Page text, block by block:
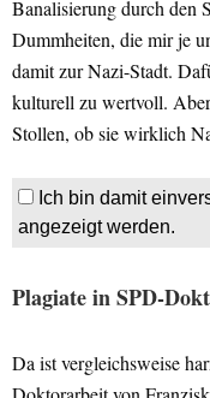
Banalisierung durch den
Dummheiten, die mir je
damit zur Nazi-Stadt.
kulturell zu wertvoll.
Stollen, ob sie wirklich
Ich bin damit
angezeigt werden.
Plagiate in SPD-
Da ist vergleichsweise